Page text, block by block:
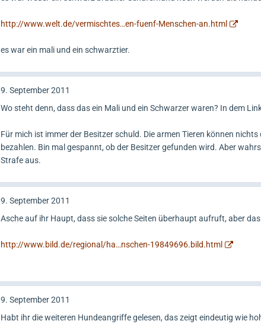
http://www.welt.de/vermischtes…en-fuenf-Menschen-an.html
es war ein mali und ein schwarztier.
9. September 2011
Wo steht denn, dass das ein Mali und ein Schwarzer waren? In dem
Für mich ist immer der Besitzer schuld. Die armen Tieren können
bezahlen. Bin mal gespannt, ob der Besitzer gefunden wird. Aber
Strafe aus.
9. September 2011
Asche auf ihr Haupt, dass sie solche Seiten überhaupt aufruft, aber
http://www.bild.de/regional/ha…nschen-19849696.bild.html
9. September 2011
Habt ihr die weiteren Hundeangriffe gelesen, das zeigt eindeutig wie